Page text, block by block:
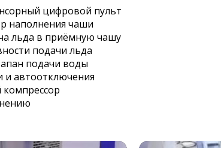
цифровой пульт
наполнения чаши
льда в приёмную чашу
подачи льда
подачи воды
и автоотключения